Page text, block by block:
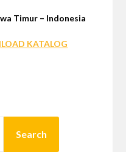
Timur – Indonesia
KATALOG
Search